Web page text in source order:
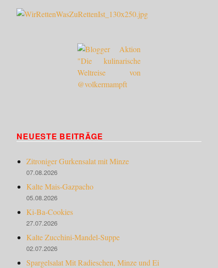
NEUESTE BEITRÄGE
Zitroniger Gurkensalat mit Minze
07.08.2026
Kalte Mais-Gazpacho
05.08.2026
Ki-Ba-Cookies
27.07.2026
Kalte Zucchini-Mandel-Suppe
02.07.2026
Spargelsalat Mit Radieschen, Minze und Ei